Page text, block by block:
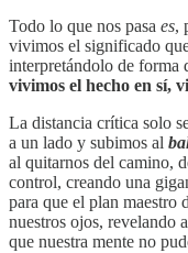
Todo lo que nos pasa es,
vivimos el significado
interpretándolo de forma
vivimos el hecho en sí,
La distancia crítica solo
a un lado y subimos al
al quitarnos del camino,
control, creando una
para que el plan maestro
nuestros ojos, revelando
que nuestra mente no